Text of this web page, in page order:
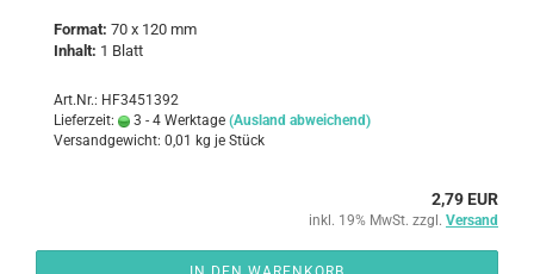
For­mat: 70 x 120 mm
In­halt: 1 Blatt
Art.Nr.: HF3451392
Lieferzeit:
3 - 4 Werktage (Ausland abweichend)
Versandgewicht: 0,01 kg je Stück
2,79 EUR
inkl. 19% MwSt. zzgl. Versand